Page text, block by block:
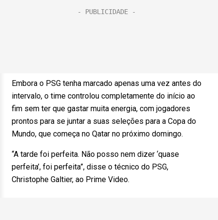
Embora o PSG tenha marcado apenas uma vez antes do
intervalo, o time controlou completamente do início ao
fim sem ter que gastar muita energia, com jogadores
prontos para se juntar a suas seleções para a Copa do
Mundo, que começa no Qatar no próximo domingo.
“A tarde foi perfeita. Não posso nem dizer ‘quase
perfeita’, foi perfeita”, disse o técnico do PSG,
Christophe Galtier, ao Prime Video.